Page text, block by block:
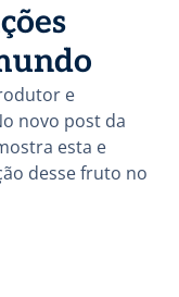
e
novo post da
esta e
desse fruto no